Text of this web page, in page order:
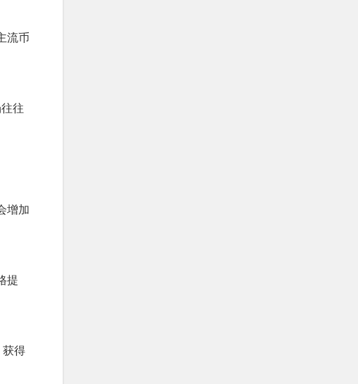
流币
往
增加
提
得